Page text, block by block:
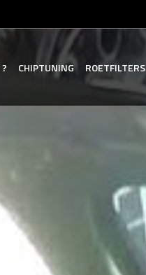
? CHIPTUNING ROETFILTERS